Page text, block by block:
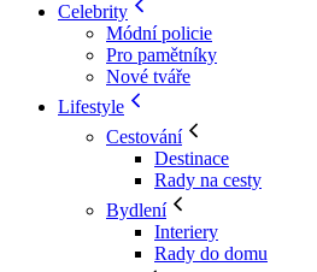
Celebrity
Módní policie
Pro pamětníky
Nové tváře
Lifestyle
Cestování
Destinace
Rady na cesty
Bydlení
Interiery
Rady do domu